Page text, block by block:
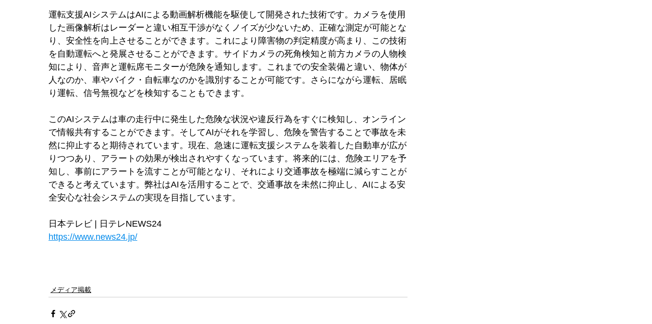
運転支援AIシステムはAIによる動画解析機能を駆使して開発された技術です。カメラを使用
した画像解析はレーダーと違い相互干渉がなくノイズが少ないため、正確な測定が可能とな
り、安全性を向上させることができます。これにより障害物の判定精度が高まり、この技術
を自動運転へと発展させることができます。サイドカメラの死角検知と前方カメラの人物検
知により、音声と運転席モニターが危険を通知します。これまでの安全装備と違い、物体が
人なのか、車やバイク・自転車なのかを識別することが可能です。さらにながら運転、居眠
り運転、信号無視などを検知することもできます。
このAIシステムは車の走行中に発生した危険な状況や違反行為をすぐに検知し、オンライン
で情報共有することができます。そしてAIがそれを学習し、危険を警告することで事故を未
然に抑止すると期待されています。現在、急速に運転支援システムを装着した自動車が広が
りつつあり、アラートの効果が検出されやすくなっています。将来的には、危険エリアを予
知し、事前にアラートを流すことが可能となり、それにより交通事故を極端に減らすことが
できると考えています。弊社はAIを活用することで、交通事故を未然に抑止し、AIによる安
全安心な社会システムの実現を目指しています。
日本テレビ | 日テレNEWS24
https://www.news24.jp/
メディア掲載